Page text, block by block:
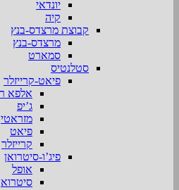
יונדאי
קיה
קבוצת מרצדס-בנץ
מרצדס-בנץ
סמארט
סטלנטיס
פיאט-קרייזלר
אלפא
ג’יפ
מזראטי
פיאט
קרייזלר
פיג’ו-סיטרואן
אופל